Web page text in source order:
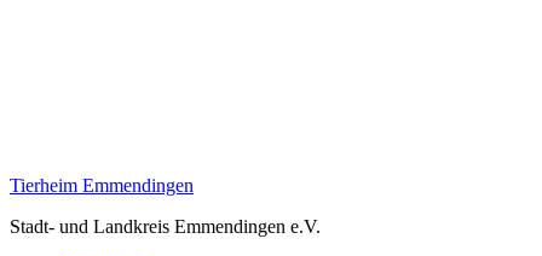
Tierheim Emmendingen
Stadt- und Landkreis Emmendingen e.V.